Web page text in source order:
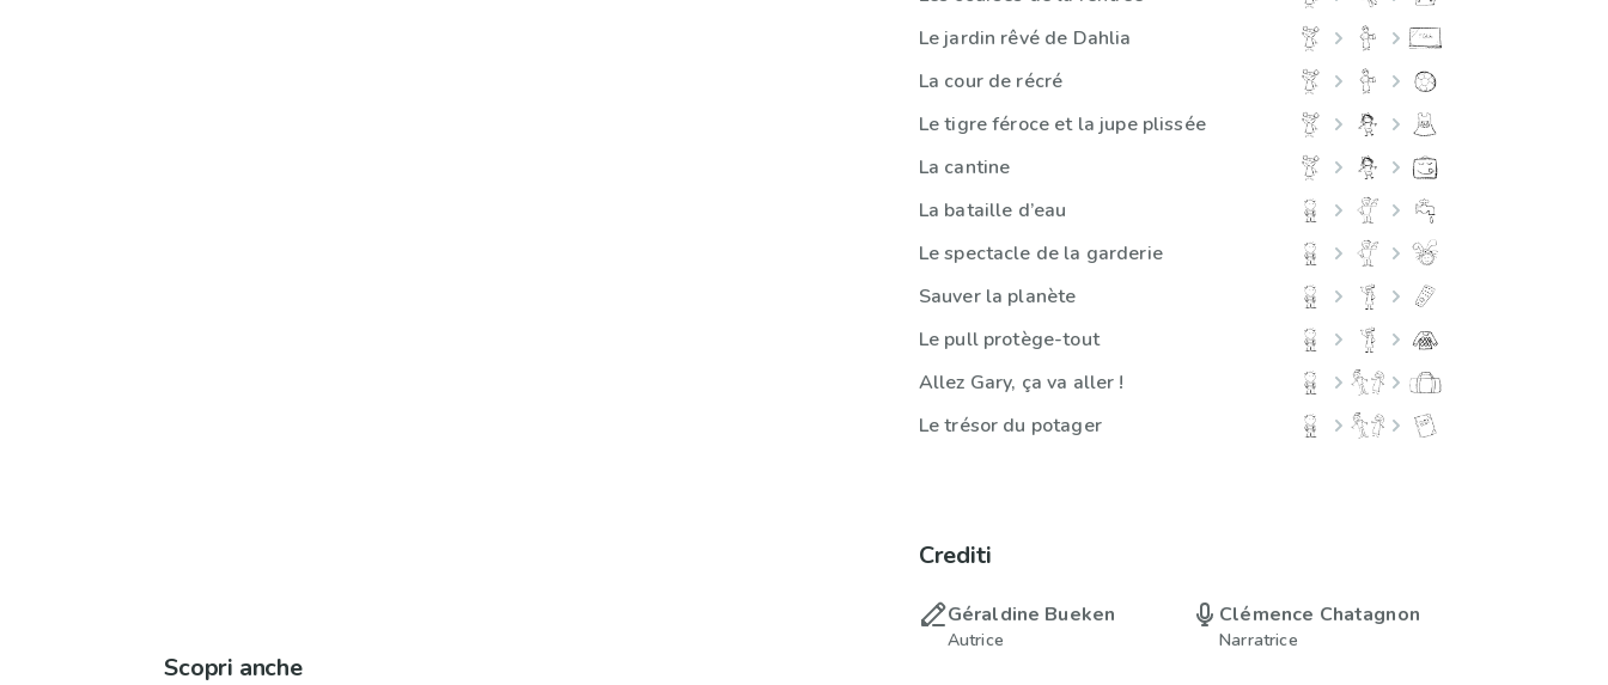
Le jardin rêvé de Dahlia
La cour de récré
Le tigre féroce et la jupe plissée
La cantine
La bataille d’eau
Le spectacle de la garderie
Sauver la planète
Le pull protège-tout
Allez Gary, ça va aller !
Le trésor du potager
Crediti
Géraldine Bueken
Autrice
Clémence Chatagnon
Narratrice
Scopri anche